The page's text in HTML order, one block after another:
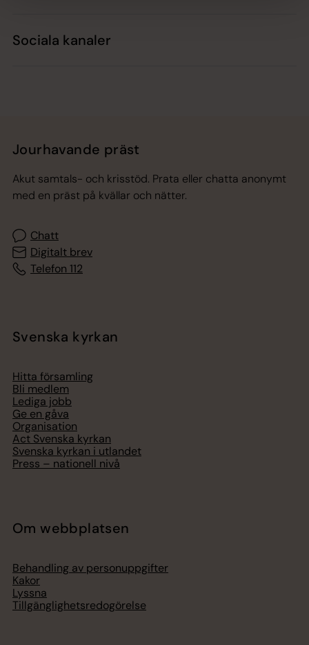
Sociala kanaler
Jourhavande präst
Akut samtals- och krisstöd. Prata eller chatta anonymt
med en präst på kvällar och nätter.
Chatt
Digitalt brev
Telefon 112
Svenska kyrkan
Hitta församling
Bli medlem
Lediga jobb
Ge en gåva
Organisation
Act Svenska kyrkan
Svenska kyrkan i utlandet
Press – nationell nivå
Om webbplatsen
Behandling av personuppgifter
Kakor
Lyssna
Tillgänglighetsredogörelse